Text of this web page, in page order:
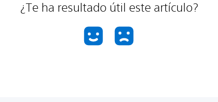
¿Te ha resultado útil este artículo?